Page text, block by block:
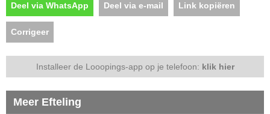
Deel via WhatsApp Deel via e-mail Link kopiëren
Corrigeer
Installeer de Looopings-app op je telefoon: klik hier
Meer Efteling